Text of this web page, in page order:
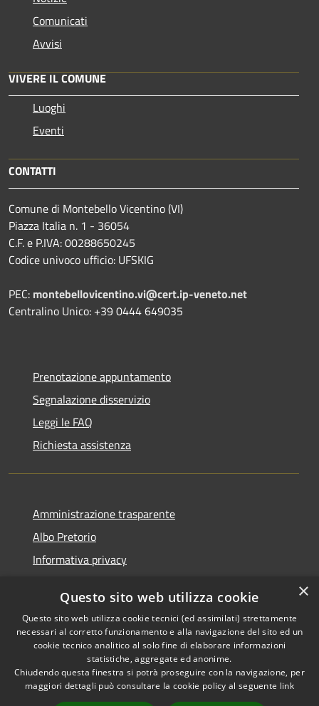
Comunicati
Avvisi
VIVERE IL COMUNE
Luoghi
Eventi
CONTATTI
Comune di Montebello Vicentino (VI)
Piazza Italia n. 1 - 36054
C.F. e P.IVA: 00288650245
Codice univoco ufficio: UFSKIG
PEC: montebellovicentino.vi@cert.ip-veneto.net
Centralino Unico: +39 0444 649035
Prenotazione appuntamento
Segnalazione disservizio
Leggi le FAQ
Richiesta assistenza
Amministrazione trasparente
Albo Pretorio
Informativa privacy
Dichiarazione di accessibilità
RSS
Accessibilità
Copyright © 2026 • Comune di
Montebello Vicentino •
×
Questo sito web utilizza cookie
Questo sito web utilizza cookie tecnici (ed assimilati) strettamente
necessari al corretto funzionamento e alla navigazione del sito ed un
cookie tecnico analitico al solo fine di elaborare informazioni
statistiche, aggregate ed anonime.
Chiudendo questa finestra si potrà proseguire con la navigazione, per
maggiori dettagli può consultare la cookie policy al seguente link